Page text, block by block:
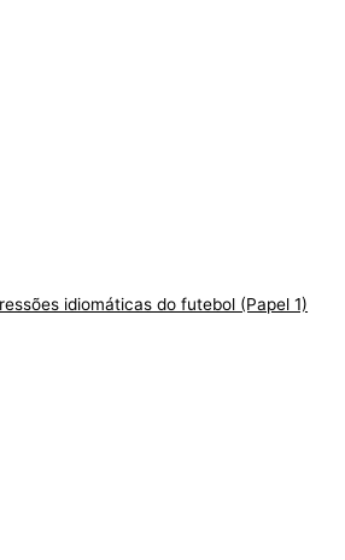
idiomáticas do futebol (Papel 1)